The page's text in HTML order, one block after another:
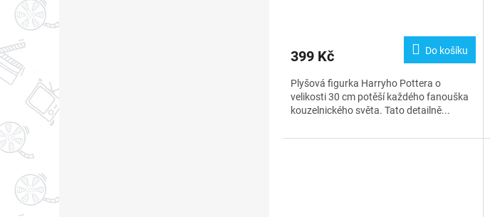
je
z
5
hvězdiček.
399 Kč Do košíku
Plyšová figurka Harryho Pottera o
velikosti 30 cm potěší každého fanouška
kouzelnického světa. Tato detailně...